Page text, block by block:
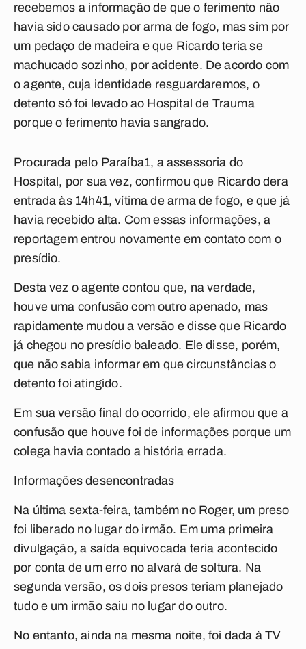
recebemos a informação de que o ferimento não
havia sido causado por arma de fogo, mas sim por
um pedaço de madeira e que Ricardo teria se
machucado sozinho, por acidente. De acordo com
o agente, cuja identidade resguardaremos, o
detento só foi levado ao Hospital de Trauma
porque o ferimento havia sangrado.
Procurada pelo Paraíba1, a assessoria do
Hospital, por sua vez, confirmou que Ricardo dera
entrada às 14h41, vítima de arma de fogo, e que já
havia recebido alta. Com essas informações, a
reportagem entrou novamente em contato com o
presídio.
Desta vez o agente contou que, na verdade,
houve uma confusão com outro apenado, mas
rapidamente mudou a versão e disse que Ricardo
já chegou no presídio baleado. Ele disse, porém,
que não sabia informar em que circunstâncias o
detento foi atingido.
Em sua versão final do ocorrido, ele afirmou que a
confusão que houve foi de informações porque um
colega havia contado a história errada.
Informações desencontradas
Na última sexta-feira, também no Roger, um preso
foi liberado no lugar do irmão. Em uma primeira
divulgação, a saída equivocada teria acontecido
por conta de um erro no alvará de soltura. Na
segunda versão, os dois presos teriam planejado
tudo e um irmão saiu no lugar do outro.
No entanto, ainda na mesma noite, foi dada à TV